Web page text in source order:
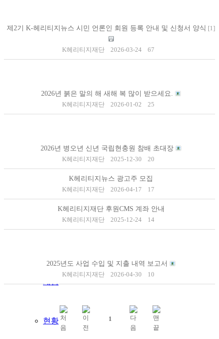
기대효과
K시민유산 명소
현황
제2기 K-헤리티지뉴스 시민 언론인 회원 등록 안내 및 신청서 양식 [1 ]
K헤리티지재단 2026-03-24 67
2026년 붉은 말의 해 새해 복 많이 받으세요.
K헤리티지재단
2026-01-02 25
2026년 병오년 신년 국립현충원 참배 초대장
K헤리티지재단
2025-12-30 20
K헤리티지뉴스 광고주 모집
K헤리티지재단
2026-04-17 17
K헤리티지재단 후원CMS 계좌 안내
K헤리티지재단
2025-12-24 14
2025년도 사업 수입 및 지출 내역 보고서
K헤리티지재단
2026-04-30 10
1